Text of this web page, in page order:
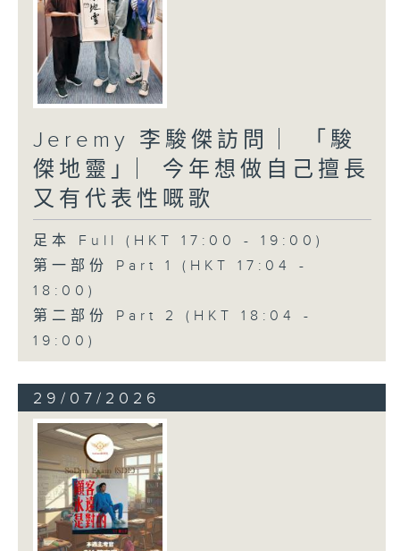
Jeremy 李駿傑訪問 ︳「駿
傑地靈」︳今年想做自己擅長
又有代表性嘅歌
足本 Full (HKT 17:00 - 19:00)
第一部份 Part 1 (HKT 17:04 -
18:00)
第二部份 Part 2 (HKT 18:04 -
19:00)
29/07/2026